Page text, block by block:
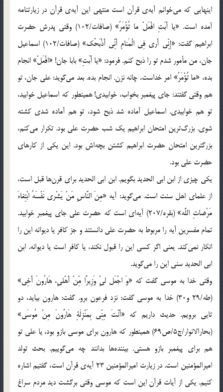
اينهايي كه مي‌خوانم آيه‌ي قرآن است منتهي اين آيه‌ي قرآن در زيارتنامه
آمده است. «يا أَبَتِ افْعَلْ ما تُؤْمَرُ» (صافات/102) وقتي پدرش حضرت
ابراهيم گفت: «إِنِّي أَرى‏ فِي الْمَنامِ أَنِّي أَذْبَحُك‏» (صافات/102) اسماعيل
جان، من مأمور شدم تو را ذبح كنم. فرمود: «يا أَبَتِ» بابا جان! «افْعَلْ» انجام
بده، «ما تُؤْمَرُ» امر خداست، چانه نزن. انجام بده. بعد مي‌گويد: علي جان، تو
هم وقتي گفتند: جاي پيغمبر بخواب، خوابيدي! همينطور كه اسماعيل خوابيد،
تو هم خوابيدي. اسماعيل آماده شد ذبح شود، تو هم آماده شدي كشته
شوي. بزرگ‌ترين امتحان ابراهيم يك شب حضرت علي بود. تكرار مي‌كنم،
بزرگترين امتحان حضرت ابراهيم كشتن بچه‌اش بود. اين يكي از كارهاي
حضرت علي بود.
يكي چيزي از ابن ابي الحديد بگويم. ابن ابي الحديد براي قرن‌ها قبل است،
از علماي اهل سنت است. مي‌گويد: آيه «مِنَ النَّاسِ مَنْ يَشْري نَفْسَهُ ابْتِغاءَ
مَرْضاتِ اللَّه‏» (بقره/207) آيه‌اي است كه حضرت علي جاي پيغمبر خوابيد.
تمام مفسرين آيه را مربوط به حضرت علي دانستند و جز كافر يا ديوانه‌ اين را
انكار نمي‌كند. يعني اگر كسي اين را قبول نكند، يا كافر است يا ديوانه. ابن
ابي الحديد سني اين را مي‌گويد.
وقتي خدا به موسي گفت كه «وَ اجْعَل لىّ‏ِ وَزِيرًا مِّنْ أَهْلىِ، هَارُونَ أَخِى»
(طه/29 و30) خدا به موسي گفت: نزد فرعون برو. گفت: هارون بيايد، دو
تايي برويم. حديث داريم كه «أَنْتَ مِنِّي بِمَنْزِلَةِ هَارُونَ مِنْ مُوسَى‏»
(بحارالانوار/ج5/ص69) همينطور كه هارون براي موسي بازو بود، يا علي تو
هم براي پيغمبر بازو هستي. بيننده‌ها بدانند چه مي‌گوييم. بحث تولد
اميرالمؤمنين است. در زيارت اميرالمؤمنين 23 آيه‌ي قرآن است، گفتيم اشاره
كنيم. يكي از آيات قرآن اين است كه موسي وقتي برگشت ديد مردم سراغ